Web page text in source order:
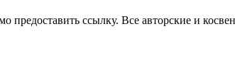
предоставить ссылку. Все авторские и